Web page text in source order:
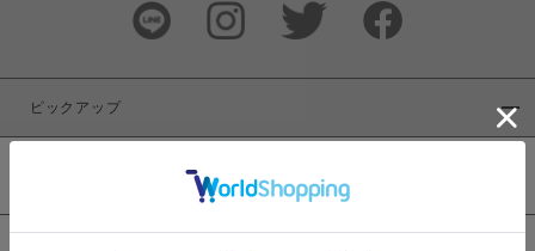
ピックアップ